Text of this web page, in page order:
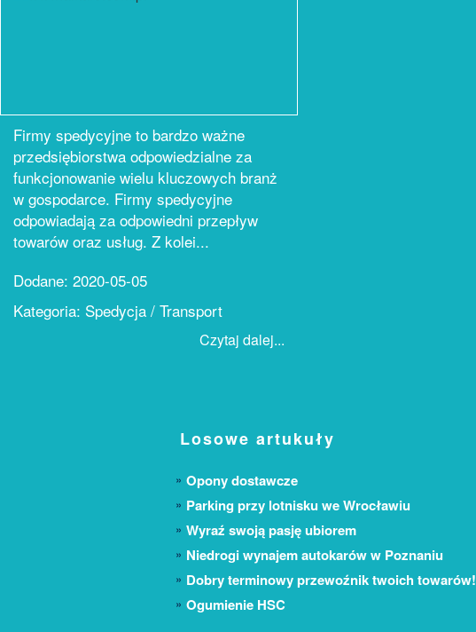
Firmy spedycyjne to bardzo ważne
przedsiębiorstwa odpowiedzialne za
funkcjonowanie wielu kluczowych branż
w gospodarce. Firmy spedycyjne
odpowiadają za odpowiedni przepływ
towarów oraz usług. Z kolei...
Dodane: 2020-05-05
Kategoria: Spedycja / Transport
Czytaj dalej...
Losowe artukuły
Opony dostawcze
Parking przy lotnisku we Wrocławiu
Wyraź swoją pasję ubiorem
Niedrogi wynajem autokarów w Poznaniu
Dobry terminowy przewoźnik twoich towarów!
Ogumienie HSC